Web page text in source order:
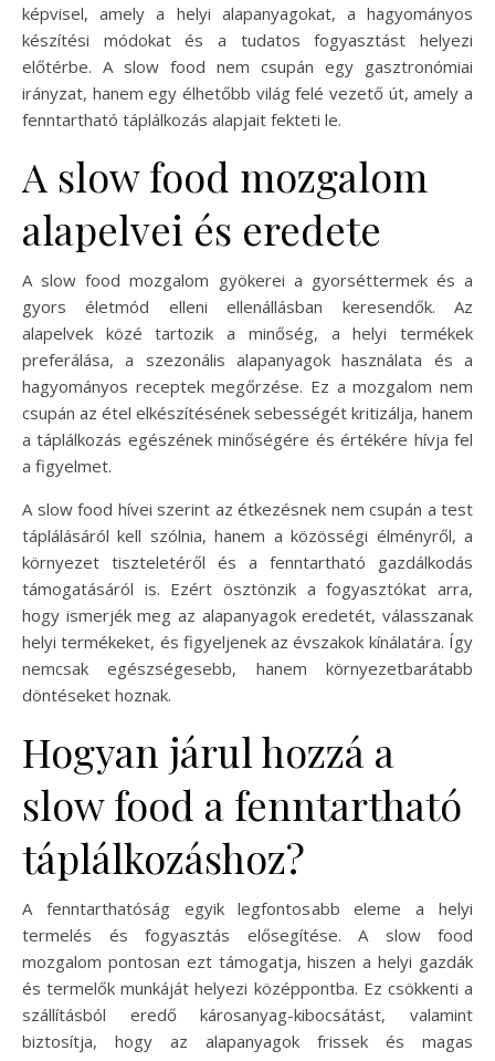
képvisel, amely a helyi alapanyagokat, a hagyományos
készítési módokat és a tudatos fogyasztást helyezi
előtérbe. A slow food nem csupán egy gasztronómiai
irányzat, hanem egy élhetőbb világ felé vezető út, amely a
fenntartható táplálkozás alapjait fekteti le.
A slow food mozgalom
alapelvei és eredete
A slow food mozgalom gyökerei a gyorséttermek és a
gyors életmód elleni ellenállásban keresendők. Az
alapelvek közé tartozik a minőség, a helyi termékek
preferálása, a szezonális alapanyagok használata és a
hagyományos receptek megőrzése. Ez a mozgalom nem
csupán az étel elkészítésének sebességét kritizálja, hanem
a táplálkozás egészének minőségére és értékére hívja fel
a figyelmet.
A slow food hívei szerint az étkezésnek nem csupán a test
táplálásáról kell szólnia, hanem a közösségi élményről, a
környezet tiszteletéről és a fenntartható gazdálkodás
támogatásáról is. Ezért ösztönzik a fogyasztókat arra,
hogy ismerjék meg az alapanyagok eredetét, válasszanak
helyi termékeket, és figyeljenek az évszakok kínálatára. Így
nemcsak egészségesebb, hanem környezetbarátabb
döntéseket hoznak.
Hogyan járul hozzá a
slow food a fenntartható
táplálkozáshoz?
A fenntarthatóság egyik legfontosabb eleme a helyi
termelés és fogyasztás elősegítése. A slow food
mozgalom pontosan ezt támogatja, hiszen a helyi gazdák
és termelők munkáját helyezi középpontba. Ez csökkenti a
szállításból eredő károsanyag-kibocsátást, valamint
biztosítja, hogy az alapanyagok frissek és magas